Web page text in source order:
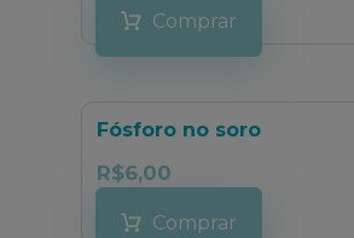
Comprar
Fósforo no soro
R$6,00
Comprar